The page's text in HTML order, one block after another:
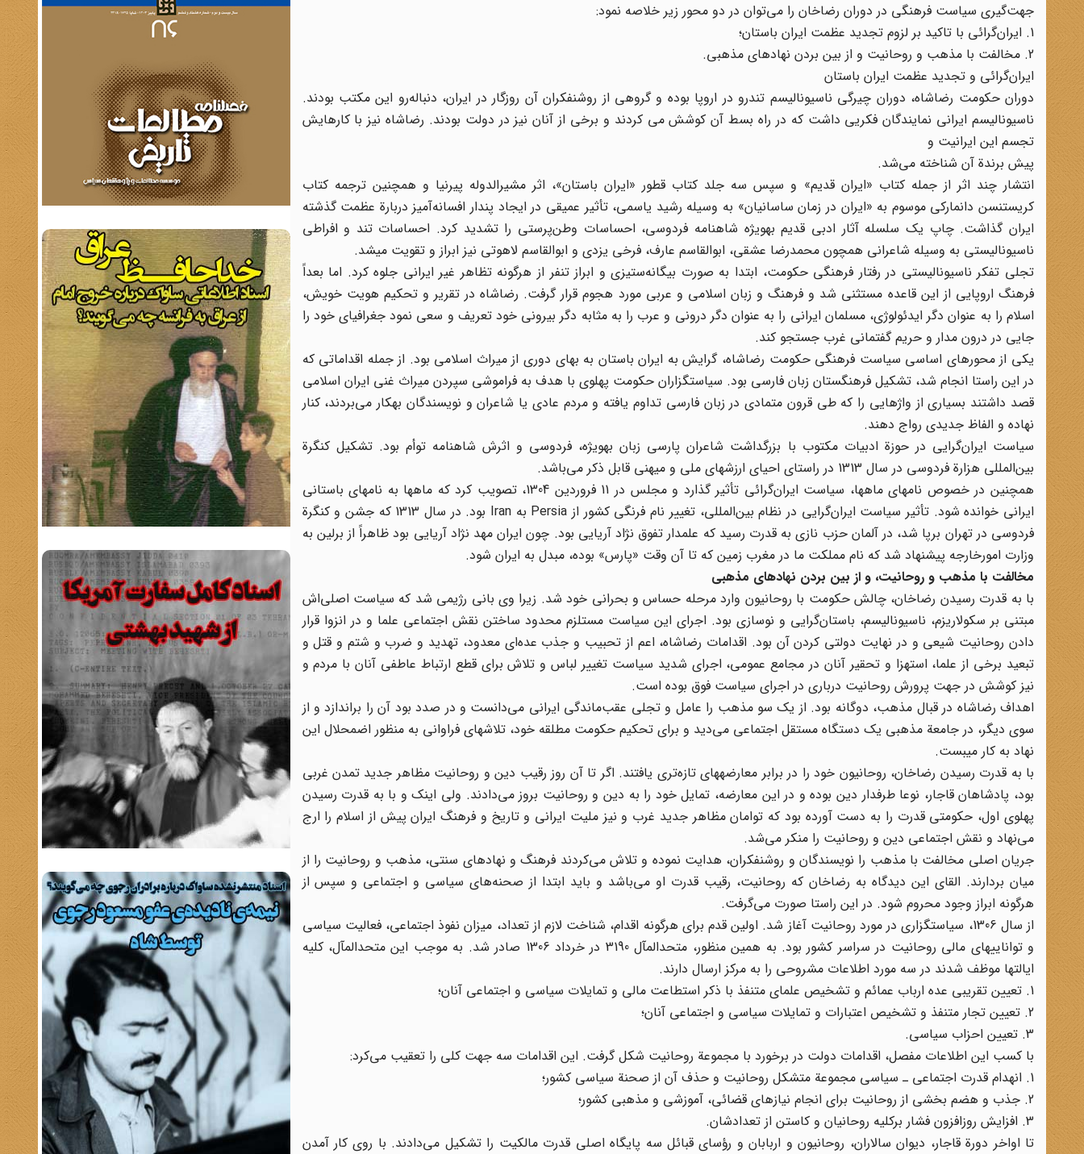
جهت‌گیری سیاست فرهنگی در دوران رضاخان را می‌توان در دو محور زیر خلاصه نمود:
1. ایران‌گرائی با تاکید بر لزوم تجدید عظمت ایران باستان؛
2. مخالفت با مذهب و روحانیت و از بین بردن نهادهای مذهبی.
ایران‌گرائی و تجدید عظمت ایران باستان
دوران حکومت رضاشاه، دوران چیرگی ناسیونالیسم تندرو در اروپا بوده و گروهی از روشنفکران آن روزگار در ایران، دنباله‌رو این مکتب بودند.
ناسیونالیسم ایرانی نمایندگان فکریی داشت که در راه بسط آن کوشش می کردند و برخی از آنان نیز در دولت بودند. رضاشاه نیز با کارهایش
تجسم این ایرانیت و
پیش برندة آن شناخته می‌شد.
انتشار چند اثر از جمله کتاب «ایران قدیم» و سپس سه جلد کتاب قطور «ایران باستان»، اثر مشیرالدوله پیرنیا و همچنین ترجمه کتاب
کریستنسن دانمارکی موسوم به «ایران در زمان ساسانیان» به وسیله رشید یاسمی، تأثیر عمیقی در ایجاد پندار افسانه‌آمیز دربارة عظمت گذشته
ایران گذاشت. چاپ یک سلسله آثار ادبی قدیم به‎ویژه شاهنامه فردوسی، احساسات وطن‌پرستی را تشدید کرد. احساسات تند و افراطی
ناسیونالیستی به وسیله شاعرانی همچون محمدرضا عشقی، ابوالقاسم عارف، فرخی یزدی و ابوالقاسم لاهوتی نیز ابراز و تقویت می‎شد.
تجلی تفکر ناسیونالیستی در رفتار فرهنگی حکومت، ابتدا به صورت بیگانه‌ستیزی و ابراز تنفر از هرگونه تظاهر غیر ایرانی جلوه کرد. اما بعداً
فرهنگ اروپایی از این قاعده مستثنی شد و فرهنگ و زبان اسلامی و عربی مورد هجوم قرار گرفت. رضاشاه در تقریر و تحکیم هویت خویش،
اسلام را به عنوان دگر ایدئولوژی، مسلمان ایرانی را به عنوان دگر درونی و عرب را به مثابه دگر بیرونی خود تعریف و سعی نمود جغرافیای خود را
جایی در درون مدار و حریم گفتمانی غرب جستجو کند.
یکی از محورهای اساسی سیاست فرهنگی حکومت رضاشاه، گرایش به ایران باستان به بهای دوری از میراث اسلامی بود. از جمله اقداماتی که
در این راستا انجام شد، تشکیل فرهنگستان زبان فارسی بود. سیاستگزاران حکومت پهلوی با هدف به فراموشی سپردن میراث غنی ایران اسلامی
قصد داشتند بسیاری از واژهایی را که طی قرون متمادی در زبان فارسی تداوم یافته و مردم عادی یا شاعران و نویسندگان به‎کار می‌بردند، کنار
نهاده و الفاظ جدیدی رواج دهند.
سیاست ایران‌گرایی در حوزة ادبیات مکتوب با بزرگداشت شاعران پارسی زبان به‎ویژه، فردوسی و اثرش شاهنامه توأم بود. تشکیل کنگرة
بین‌المللی هزارة فردوسی در سال 1313 در راستای احیای ارزشهای ملی و میهنی قابل ذکر می‌باشد.
همچنین در خصوص نامهای ماهها، سیاست ایران‌گرائی تأثیر گذارد و مجلس در 11 فروردین 1304، تصویب کرد که ماهها به نامهای باستانی
ایرانی خوانده شود. تأثیر سیاست ایران‌گرایی در نظام بین‌المللی، تغییر نام فرنگی کشور از Persia به Iran بود. در سال 1313 که جشن و کنگرة
فردوسی در تهران برپا شد، در آلمان حزب نازی به قدرت رسید که علمدار تفوق نژاد آریایی بود. چون ایران مهد نژاد آریایی بود ظاهراً از برلین به
وزارت امورخارجه پیشنهاد شد که نام مملکت ما در مغرب زمین که تا آن وقت «پارس» بوده، مبدل به ایران شود.
مخالفت با مذهب و روحانیت، و از بین بردن نهادهای مذهبی
با به قدرت رسیدن رضاخان، چالش حکومت با روحانیون وارد مرحله حساس و بحرانی خود شد. زیرا وی بانی رژیمی شد که سیاست اصلی‌اش
مبتنی بر سکولاریزم، ناسیونالیسم، باستان‌گرایی و نوسازی بود. اجرای این سیاست مستلزم محدود ساختن نقش اجتماعی علما و در انزوا قرار
دادن روحانیت شیعی و در نهایت دولتی کردن آن بود. اقدامات رضاشاه، اعم از تحبیب و جذب عده‌ای معدود، تهدید و ضرب و شتم و قتل و
تبعید برخی از علما، استهزا و تحقیر آنان در مجامع عمومی، اجرای شدید سیاست تغییر لباس و تلاش برای قطع ارتباط عاطفی آنان با مردم و
نیز کوشش در جهت پرورش روحانیت درباری در اجرای سیاست فوق بوده است.
اهداف رضاشاه در قبال مذهب، دوگانه بود. از یک سو مذهب را عامل و تجلی عقب‌ماندگی ایرانی می‌دانست و در صدد بود آن را براندازد و از
سوی دیگر، در جامعة مذهبی یک دستگاه مستقل اجتماعی می‌دید و برای تحکیم حکومت مطلقه خود، تلاشهای فراوانی به منظور اضمحلال این
نهاد به کار می‎بست.
با به قدرت رسیدن رضاخان، روحانیون خود را در برابر معارضه‎های تازه‌تری یافتند. اگر تا آن روز رقیب دین و روحانیت مظاهر جدید تمدن غربی
بود، پادشاهان قاجار، نوعا طرفدار دین بوده و در این معارضه، تمایل خود را به دین و روحانیت بروز می‌دادند. ولی اینک و با به قدرت رسیدن
پهلوی اول، حکومتی قدرت را به دست آورده بود که توامان مظاهر جدید غرب و نیز ملیت ایرانی و تاریخ و فرهنگ ایران پیش از اسلام را ارج
می‌نهاد و نقش اجتماعی دین و روحانیت را منکر می‌شد.
جریان اصلی مخالفت با مذهب را نویسندگان و روشنفکران، هدایت نموده و تلاش می‌کردند فرهنگ و نهادهای سنتی، مذهب و روحانیت را از
میان بردارند. القای این دیدگاه به رضاخان که روحانیت، رقیب قدرت او می‌باشد و باید ابتدا از صحنه‌های سیاسی و اجتماعی و سپس از
هرگونه ابراز وجود محروم شود. در این راستا صورت می‌گرفت.
از سال 1306، سیاستگزاری در مورد روحانیت آغاز شد. اولین قدم برای هرگونه اقدام، شناخت لازم از تعداد، میزان نفوذ اجتماعی، فعالیت سیاسی
و تواناییهای مالی روحانیت در سراسر کشور بود. به همین منظور، متحدالمآل 3190 در خرداد 1306 صادر شد. به موجب این متحدالمآل، کلیه
ایالتها موظف شدند در سه مورد اطلاعات مشروحی را به مرکز ارسال دارند.
1. تعیین تقریبی عده ارباب عمائم و تشخیص علمای متنفذ با ذکر استطاعت مالی و تمایلات سیاسی و اجتماعی آنان؛
2. تعیین تجار متنفذ و تشخیص اعتبارات و تمایلات سیاسی و اجتماعی آنان؛
3. تعیین احزاب سیاسی.
با کسب این اطلاعات مفصل، اقدامات دولت در برخورد با مجموعة روحانیت شکل گرفت. این اقدامات سه جهت کلی را تعقیب می‌کرد:
1. انهدام قدرت اجتماعی ـ سیاسی مجموعة متشکل روحانیت و حذف آن از صحنة سیاسی کشور؛
2. جذب و هضم بخشی از روحانیت برای انجام نیازهای قضائی، آموزشی و مذهبی کشور؛
3. افزایش روزافزون فشار برکلیه روحانیان و کاستن از تعدادشان.
تا اواخر دورة قاجار، دیوان سالاران، روحانیون و اربابان و رؤسای قبائل سه پایگاه اصلی قدرت مالکیت را تشکیل می‌دادند. با روی کار آمدن